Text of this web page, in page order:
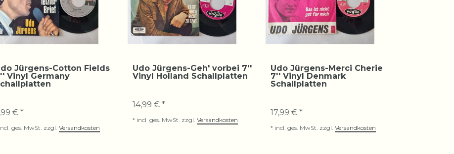
Jürgens-Cotton Fields
Vinyl Germany
€ *
ges. MwSt. zzgl. Versandkosten
Udo Jürgens-Geh' vorbei 7''
Vinyl Holland Schallplatten
14,99 € *
* incl. ges. MwSt. zzgl. Versandkosten
Udo Jürgens-Merci Cherie
7'' Vinyl Denmark
Schallplatten
17,99 € *
* incl. ges. MwSt. zzgl. Versandkosten